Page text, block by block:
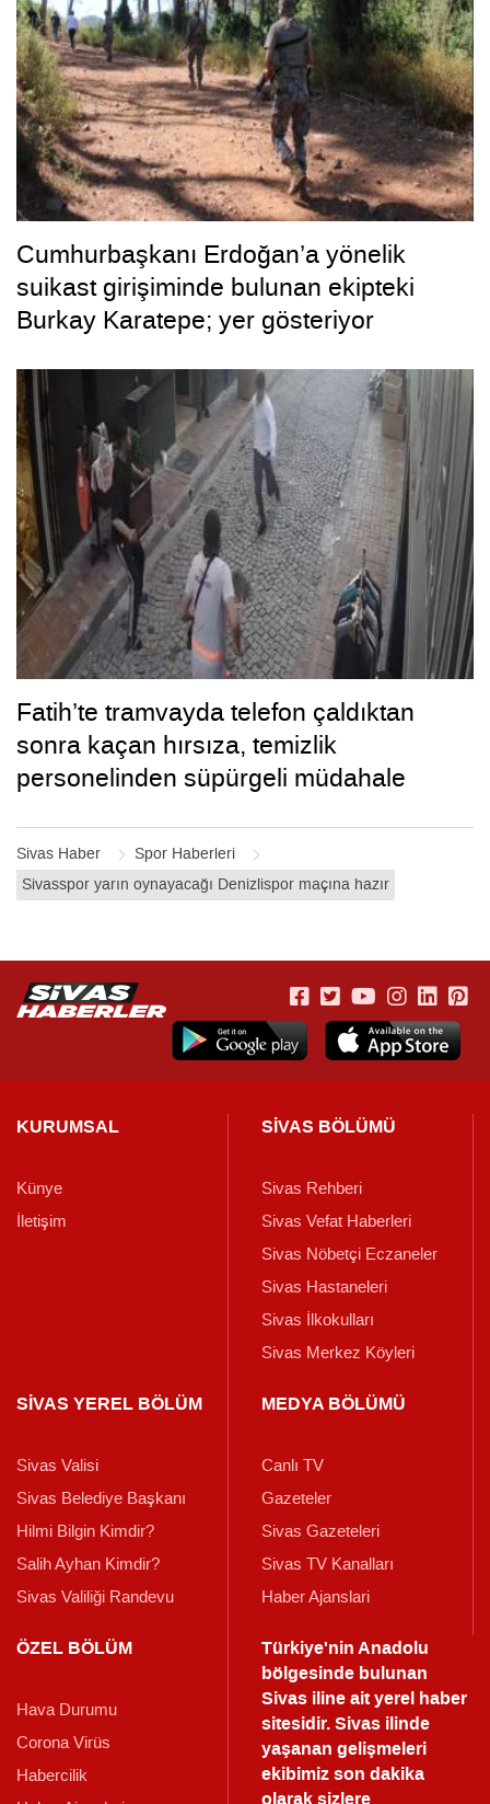
Sivas Haber
Spor Haberleri
Sivasspor yarın oynayacağı Denizlispor maçına hazır
Cumhurbaşkanı Erdoğan’a yönelik
suikast girişiminde bulunan ekipteki
Burkay Karatepe; yer gösteriyor
Fatih’te tramvayda telefon çaldıktan
sonra kaçan hırsıza, temizlik
personelinden süpürgeli müdahale
KURUMSAL
Künye
İletişim
SİVAS BÖLÜMÜ
Sivas Rehberi
Sivas Vefat Haberleri
Sivas Nöbetçi Eczaneler
Sivas Hastaneleri
Sivas İlkokulları
Sivas Merkez Köyleri
SİVAS YEREL BÖLÜM
Sivas Valisi
Sivas Belediye Başkanı
Hilmi Bilgin Kimdir?
Salih Ayhan Kimdir?
Sivas Valiliği Randevu
MEDYA BÖLÜMÜ
Canlı TV
Gazeteler
Sivas Gazeteleri
Sivas TV Kanalları
Haber Ajanslari
ÖZEL BÖLÜM
Hava Durumu
Corona Virüs
Habercilik
Türkiye'nin Anadolu
bölgesinde bulunan
Sivas iline ait yerel haber
sitesidir. Sivas ilinde
yaşanan gelişmeleri
ekibimiz son dakika
olarak sizlere